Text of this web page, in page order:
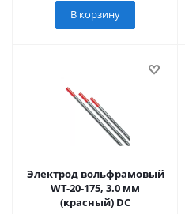
В корзину
Электрод вольфрамовый
WT-20-175, 3.0 мм
(красный) DC